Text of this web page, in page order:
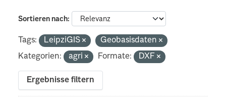
Sortieren nach
Tags: LeipziGIS
Geobasisdaten
Kategorien:
agri Formate: DXF
Ergebnisse filtern